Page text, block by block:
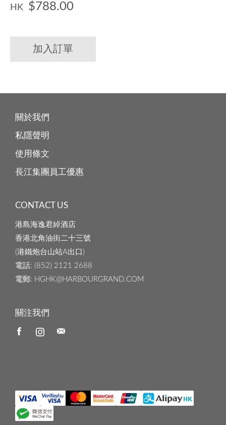
HK $788.00
加入訂單
關於我們
私隱聲明
使用條文
長江集團員工優惠
CONTACT US
港島海逸君綽酒店
香港北角油街二十三號
(港鐵炮台山站A出口)
電話: (852) 2121 2688
電郵: HGHK@HARBOURGRAND.COM
關注我們